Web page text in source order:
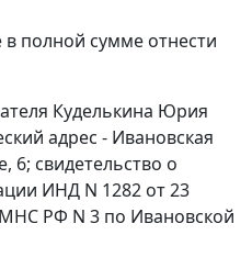
полной сумме отнести
Куделькина Юрия
адрес - Ивановская
6; свидетельство о
ИНД N 1282 от 23
РФ N 3 по Ивановской